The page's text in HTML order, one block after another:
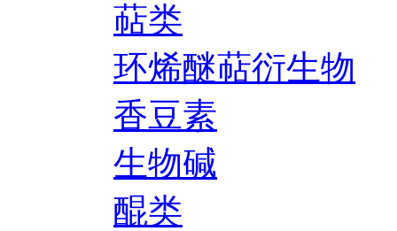
萜类
环烯醚萜衍生物
香豆素
生物碱
醌类